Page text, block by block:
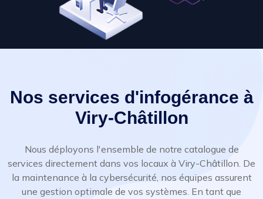
Nos services d'infogérance à
Viry-Châtillon
Nous déployons l'ensemble de notre catalogue de
services directement dans vos locaux à Viry-Châtillon. De
la maintenance à la cybersécurité, nos équipes assurent
une gestion optimale de vos systèmes. En tant que